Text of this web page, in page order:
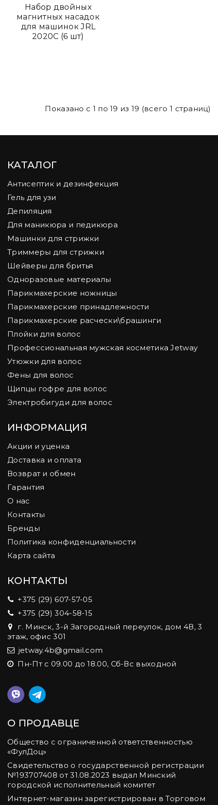
Набор двойных
магнитных насадок
для машинок JRL
2020C (6 шт)
Показано с 1 по 19 из 19 (всего 1 страниц)
КАТАЛОГ
Антисептик и дезинфекция
Гель для узи
Депиляция
Для маникюра и педикюра
Машинки для стрижки
Триммеры для стрижки
Шейверы для бритья
Одноразовые материалы
Парикмахерские ножницы
Парикмахерские принадлежности
Парикмахерские расчески\брашинги
Плойки для волос
Профессиональная мужская косметика Jetway
Утюжки для волос
Фены для волос
Щипцы гофре для волос
Электробигуди для волос
ИНФОРМАЦИЯ
Акции и уценка
Доставка и оплата
Возврат и обмен
Гарантия
О нас
Контакты
Бренды
Политика конфиденциальности
Карта сайта
КОНТАКТЫ
+375 (29) 607-57-05
+375 (29) 304-58-15
г. Минск, 3-й Загородный переулок, дом 4В, 3
этаж, офис 301
jetway.4b@gmail.com
Пн-Пт с 09.00 до 18.00, Сб-Вс выходной
О ПРОДАВЦЕ
Общество с ограниченной ответственностью
«ФулДоц»
Свидетельство о государственной регистрации
№‎193707408 от 31.08.2023 выдал Минский
городской исполнительный комитет
Интернет-магазин зарегистрирован в Торговом